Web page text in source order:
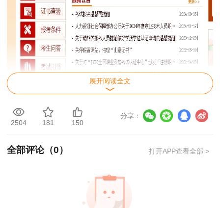
展开阅读全文
2504 181 150
分享：
全部评论（0） 打开APP查看全部 >